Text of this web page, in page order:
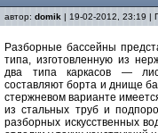
автор: domik | 19-02-2012, 23:19 |
Разборные бассейны
типа, изготовленную из
два типа каркасов —
составляют борта и днище
стержневом варианте
из стальных труб и
разборных искусственных